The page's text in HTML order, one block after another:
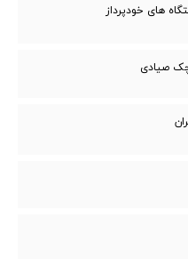
های خودپرداز
چک صیادی